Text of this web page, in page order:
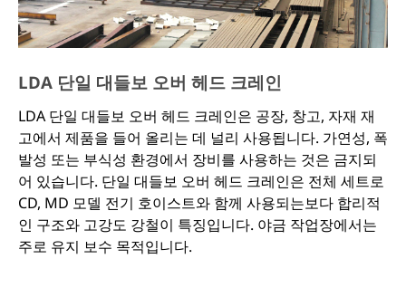
LDA 단일 대들보 오버 헤드 크레인
LDA 단일 대들보 오버 헤드 크레인은 공장, 창고, 자재 재
고에서 제품을 들어 올리는 데 널리 사용됩니다. 가연성, 폭
발성 또는 부식성 환경에서 장비를 사용하는 것은 금지되
어 있습니다. 단일 대들보 오버 헤드 크레인은 전체 세트로
CD, MD 모델 전기 호이스트와 함께 사용되는보다 합리적
인 구조와 고강도 강철이 특징입니다. 야금 작업장에서는
주로 유지 보수 목적입니다.